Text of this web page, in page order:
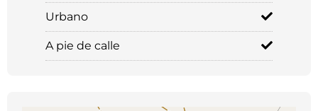
Urbano
A pie de calle